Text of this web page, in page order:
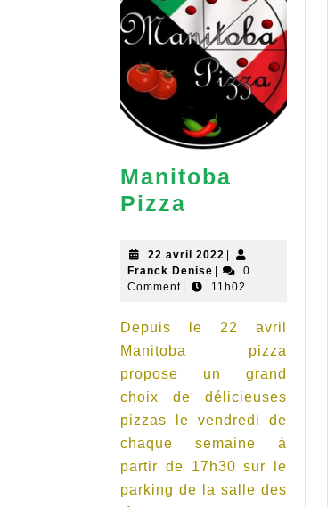
Manitoba
Pizza
22 avril 2022 22
avril
2022
|
Franck Denise Franck
Denise
|
0
Comment | 11h02
Depuis le 22 avril
Manitoba pizza
propose un grand
choix de délicieuses
pizzas le vendredi de
chaque semaine à
partir de 17h30 sur le
parking de la salle des